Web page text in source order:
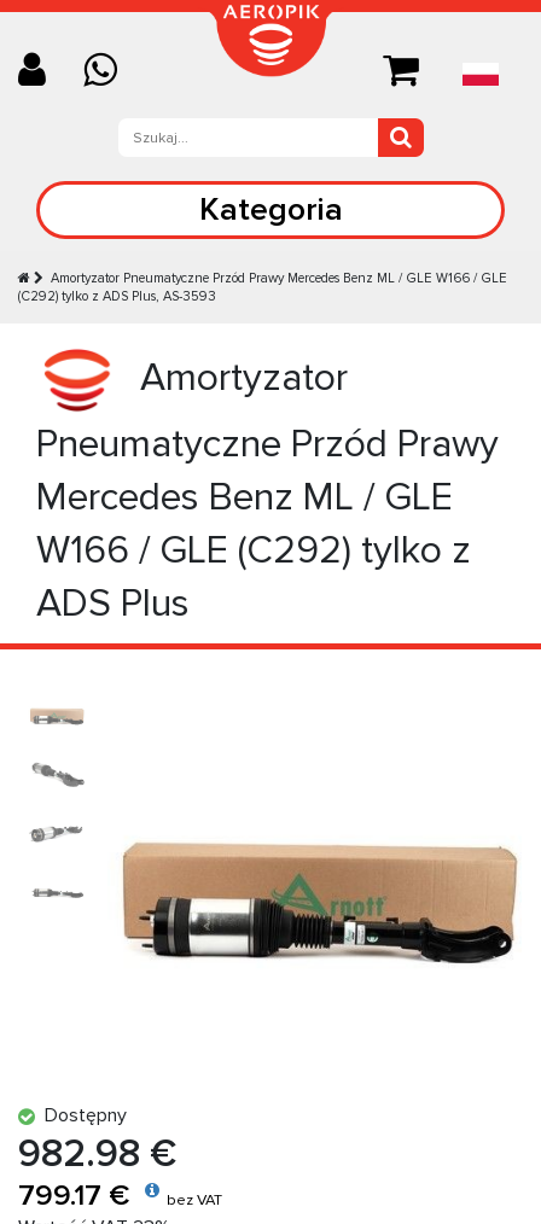
Kategoria
Amortyzator Pneumatyczne Przód Prawy Mercedes Benz ML / GLE W166 / GLE
(C292) tylko z ADS Plus, AS-3593
Amortyzator
Pneumatyczne Przód Prawy
Mercedes Benz ML / GLE
W166 / GLE (C292) tylko z
ADS Plus
Dostępny
982.98 €
799.17 € bez VAT